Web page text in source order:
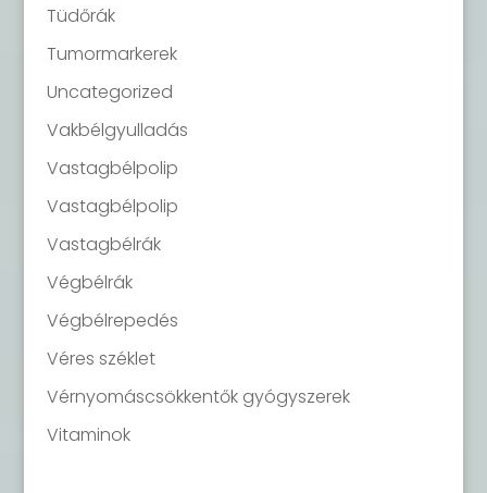
Tüdőrák
Tumormarkerek
Uncategorized
Vakbélgyulladás
Vastagbélpolip
Vastagbélpolip
Vastagbélrák
Végbélrák
Végbélrepedés
Véres széklet
Vérnyomáscsökkentők gyógyszerek
Vitaminok